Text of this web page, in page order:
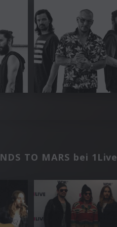
TO MARS bei 1Live